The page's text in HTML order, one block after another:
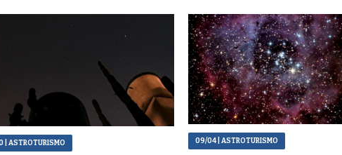
| ASTROTURISMO 09/04| ASTROTURISMO